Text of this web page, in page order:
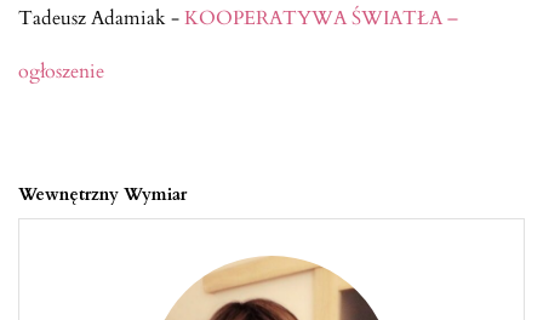
Tadeusz Adamiak-KOOPERATYWA ŚWIATŁA –
ogłoszenie
Wewnętrzny Wymiar